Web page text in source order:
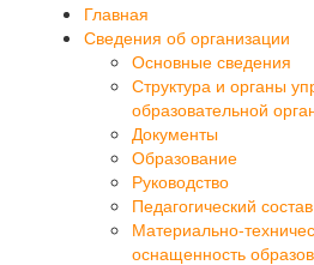
Главная
Сведения об организации
Основные сведения
Структура и органы
образовательной
Документы
Образование
Руководство
Педагогический состав
Материально-
оснащенность